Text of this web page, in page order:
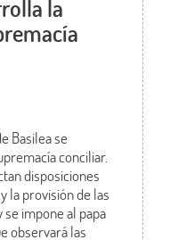
la
Basilea se
conciliar.
disposiciones
la provisión de las
impone al papa
observará las